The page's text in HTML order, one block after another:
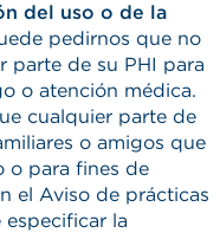
del uso o de la
pedirnos que no
parte de su PHI para
o atención médica.
cualquier parte de
o amigos que
o para fines de
el Aviso de prácticas
la